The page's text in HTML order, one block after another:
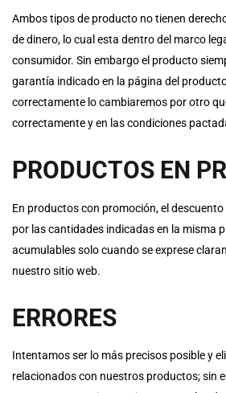
Ambos tipos de producto no tienen
de dinero, lo cual esta dentro del marco
consumidor. Sin embargo el producto
garantía indicado en la página del
correctamente lo cambiaremos por otro
correctamente y en las condiciones
PRODUCTOS EN
En productos con promoción, el
por las cantidades indicadas en la misma
acumulables solo cuando se exprese
nuestro sitio web.
ERRORES
Intentamos ser lo más precisos posible y
relacionados con nuestros productos; sin